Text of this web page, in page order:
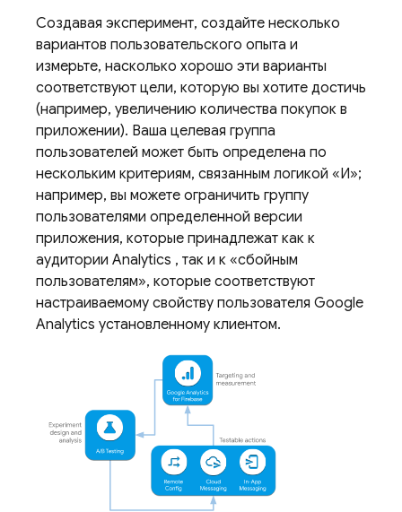
Создавая эксперимент, создайте несколько
вариантов пользовательского опыта и
измерьте, насколько хорошо эти варианты
соответствуют цели, которую вы хотите достичь
(например, увеличению количества покупок в
приложении). Ваша целевая группа
пользователей может быть определена по
нескольким критериям, связанным логикой «И»;
например, вы можете ограничить группу
пользователями определенной версии
приложения, которые принадлежат как к
аудитории Analytics , так и к «сбойным
пользователям», которые соответствуют
настраиваемому свойству пользователя Google
Analytics установленному клиентом.